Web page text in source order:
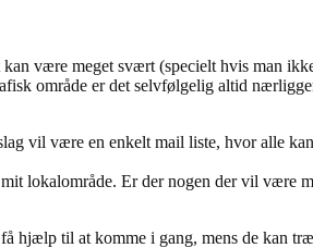
være meget svært (specielt hvis man
område er det selvfølgelig altid
vil være en enkelt mail liste, hvor alle
lokalområde. Er der nogen der vil være
hjælp til at komme i gang, mens de kan